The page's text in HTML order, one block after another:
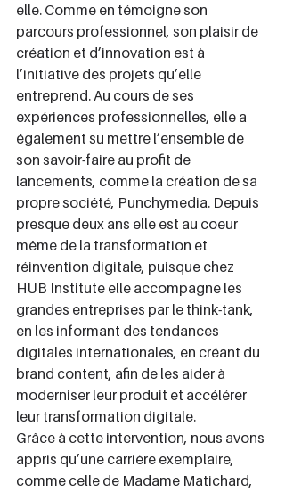
elle. Comme en témoigne son
parcours professionnel, son plaisir de
création et d’innovation est à
l’initiative des projets qu’elle
entreprend. Au cours de ses
expériences professionnelles, elle a
également su mettre l’ensemble de
son savoir-faire au profit de
lancements, comme la création de sa
propre société, Punchymedia. Depuis
presque deux ans elle est au coeur
même de la transformation et
réinvention digitale, puisque chez
HUB Institute elle accompagne les
grandes entreprises par le think-tank,
en les informant des tendances
digitales internationales, en créant du
brand content, afin de les aider à
moderniser leur produit et accélérer
leur transformation digitale.
Grâce à cette intervention, nous avons
appris qu’une carrière exemplaire,
comme celle de Madame Matichard,